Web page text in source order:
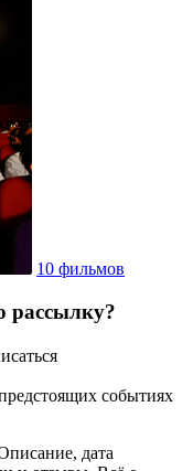
10 фильмов
рассылку?
событиях
дата